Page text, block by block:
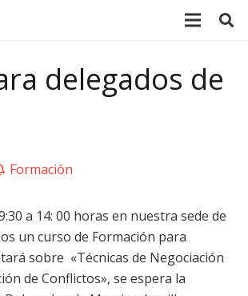
delegados de
Formación
a 14: 00 horas en nuestra sede de
un curso de Formación para
sobre «Técnicas de Negociación
de Conflictos», se espera la